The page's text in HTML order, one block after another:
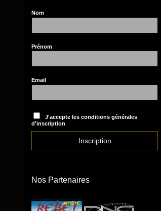
Nom
Prénom
Email
J'accepte les conditions générales
d'inscription
Nos Partenaires